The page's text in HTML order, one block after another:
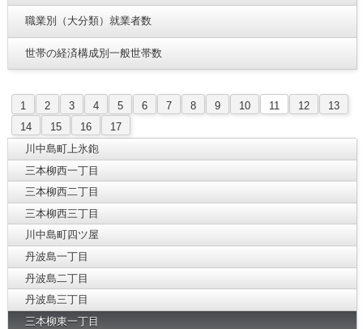
職業別（大分類）就業者数
世帯の経済構成別一般世帯数
1 2 3 4 5 6 7 8 9 10 11 12
13
14
15 16
17
川中島町上氷鉋
三本柳西一丁目
三本柳西二丁目
三本柳西三丁目
川中島町四ツ屋
丹波島一丁目
丹波島二丁目
丹波島三丁目
三本柳東一丁目